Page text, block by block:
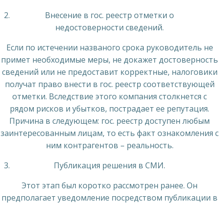
Внесение в гос. реестр отметки о
недостоверности сведений.
Если по истечении названого срока руководитель не
примет необходимые меры, не докажет достоверность
сведений или не предоставит корректные, налоговики
получат право внести в гос. реестр соответствующей
отметки. Вследствие этого компания столкнется с
рядом рисков и убытков, пострадает ее репутация.
Причина в следующем: гос. реестр доступен любым
заинтересованным лицам, то есть факт ознакомления с
ним контрагентов – реальность.
Публикация решения в СМИ.
Этот этап был коротко рассмотрен ранее. Он
предполагает уведомление посредством публикации в